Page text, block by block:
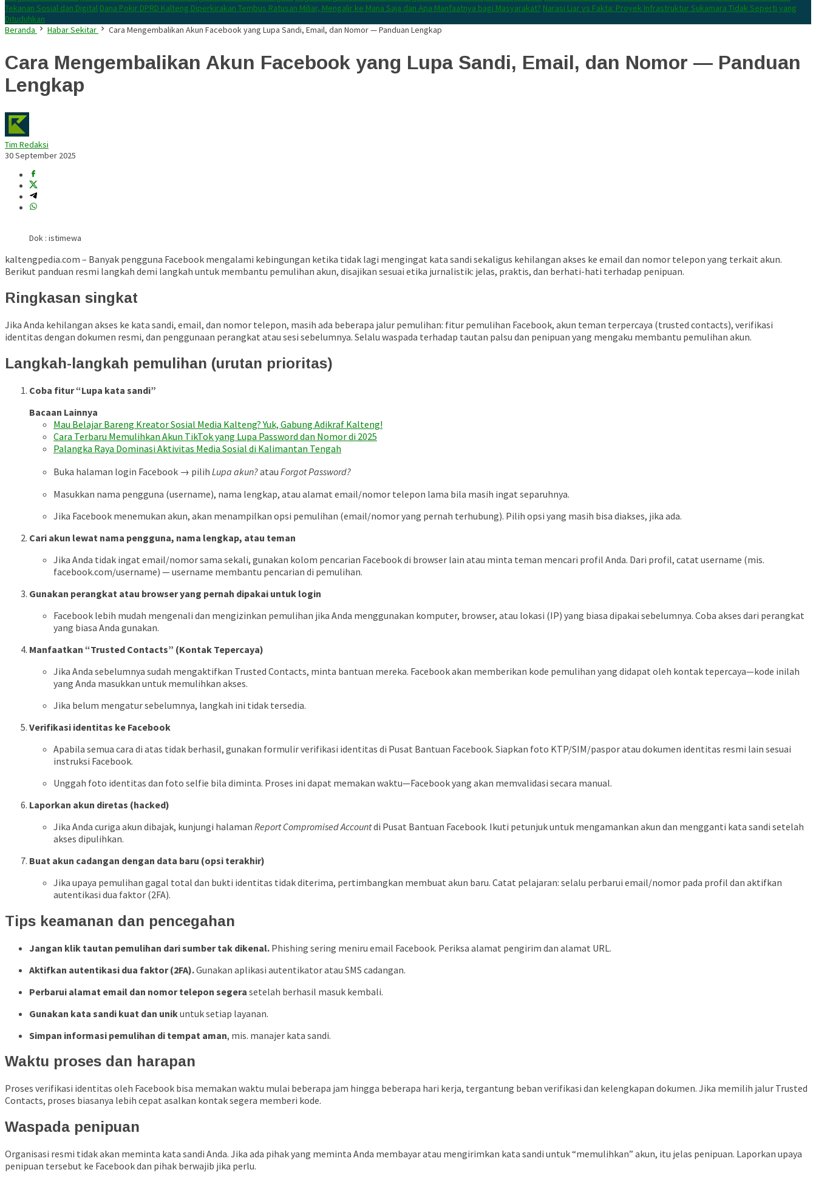
Tekanan Sosial dan Digital Dana Pokir DPRD Kalteng Diperkirakan Tembus Ratusan Miliar, Mengalir ke Mana Saja dan Apa Manfaatnya bagi Masyarakat? Narasi Liar vs Fakta: Proyek Infrastruktur Sukamara Tidak Seperti yang
Dituduhkan
Beranda
Habar Sekitar Cara Mengembalikan Akun Facebook yang Lupa Sandi, Email, dan Nomor — Panduan Lengkap
Cara Mengembalikan Akun Facebook yang Lupa Sandi, Email, dan Nomor — Panduan
Lengkap
Tim Redaksi
30 September 2025
Dok : istimewa
kaltengpedia.com – Banyak pengguna Facebook mengalami kebingungan ketika tidak lagi mengingat kata sandi sekaligus kehilangan akses ke email dan nomor telepon yang terkait akun.
Berikut panduan resmi langkah demi langkah untuk membantu pemulihan akun, disajikan sesuai etika jurnalistik: jelas, praktis, dan berhati-hati terhadap penipuan.
Ringkasan singkat
Jika Anda kehilangan akses ke kata sandi, email, dan nomor telepon, masih ada beberapa jalur pemulihan: fitur pemulihan Facebook, akun teman terpercaya (trusted contacts), verifikasi
identitas dengan dokumen resmi, dan penggunaan perangkat atau sesi sebelumnya. Selalu waspada terhadap tautan palsu dan penipuan yang mengaku membantu pemulihan akun.
Langkah-langkah pemulihan (urutan prioritas)
Coba fitur “Lupa kata sandi”
Bacaan Lainnya
Mau Belajar Bareng Kreator Sosial Media Kalteng? Yuk, Gabung Adikraf Kalteng!
Cara Terbaru Memulihkan Akun TikTok yang Lupa Password dan Nomor di 2025
Palangka Raya Dominasi Aktivitas Media Sosial di Kalimantan Tengah
Buka halaman login Facebook → pilih Lupa akun?atau Forgot Password?
Masukkan nama pengguna (username), nama lengkap, atau alamat email/nomor telepon lama bila masih ingat separuhnya.
Jika Facebook menemukan akun, akan menampilkan opsi pemulihan (email/nomor yang pernah terhubung). Pilih opsi yang masih bisa diakses, jika ada.
Cari akun lewat nama pengguna, nama lengkap, atau teman
Jika Anda tidak ingat email/nomor sama sekali, gunakan kolom pencarian Facebook di browser lain atau minta teman mencari profil Anda. Dari profil, catat username (mis.
facebook.com/username) — username membantu pencarian di pemulihan.
Gunakan perangkat atau browser yang pernah dipakai untuk login
Facebook lebih mudah mengenali dan mengizinkan pemulihan jika Anda menggunakan komputer, browser, atau lokasi (IP) yang biasa dipakai sebelumnya. Coba akses dari perangkat
yang biasa Anda gunakan.
Manfaatkan “Trusted Contacts” (Kontak Tepercaya)
Jika Anda sebelumnya sudah mengaktifkan Trusted Contacts, minta bantuan mereka. Facebook akan memberikan kode pemulihan yang didapat oleh kontak tepercaya—kode inilah
yang Anda masukkan untuk memulihkan akses.
Jika belum mengatur sebelumnya, langkah ini tidak tersedia.
Verifikasi identitas ke Facebook
Apabila semua cara di atas tidak berhasil, gunakan formulir verifikasi identitas di Pusat Bantuan Facebook. Siapkan foto KTP/SIM/paspor atau dokumen identitas resmi lain sesuai
instruksi Facebook.
Unggah foto identitas dan foto selfie bila diminta. Proses ini dapat memakan waktu—Facebook yang akan memvalidasi secara manual.
Laporkan akun diretas (hacked)
Jika Anda curiga akun dibajak, kunjungi halaman Report Compromised Accountdi Pusat Bantuan Facebook. Ikuti petunjuk untuk mengamankan akun dan mengganti kata sandi setelah
akses dipulihkan.
Buat akun cadangan dengan data baru (opsi terakhir)
Jika upaya pemulihan gagal total dan bukti identitas tidak diterima, pertimbangkan membuat akun baru. Catat pelajaran: selalu perbarui email/nomor pada profil dan aktifkan
autentikasi dua faktor (2FA).
Tips keamanan dan pencegahan
Jangan klik tautan pemulihan dari sumber tak dikenal. Phishing sering meniru email Facebook. Periksa alamat pengirim dan alamat URL.
Aktifkan autentikasi dua faktor (2FA).Gunakan aplikasi autentikator atau SMS cadangan.
Perbarui alamat email dan nomor telepon segera setelah berhasil masuk kembali.
Gunakan kata sandi kuat dan unikuntuk setiap layanan.
Simpan informasi pemulihan di tempat aman, mis. manajer kata sandi.
Waktu proses dan harapan
Proses verifikasi identitas oleh Facebook bisa memakan waktu mulai beberapa jam hingga beberapa hari kerja, tergantung beban verifikasi dan kelengkapan dokumen. Jika memilih jalur Trusted
Contacts, proses biasanya lebih cepat asalkan kontak segera memberi kode.
Waspada penipuan
Organisasi resmi tidak akan meminta kata sandi Anda. Jika ada pihak yang meminta Anda membayar atau mengirimkan kata sandi untuk “memulihkan” akun, itu jelas penipuan. Laporkan upaya
penipuan tersebut ke Facebook dan pihak berwajib jika perlu.